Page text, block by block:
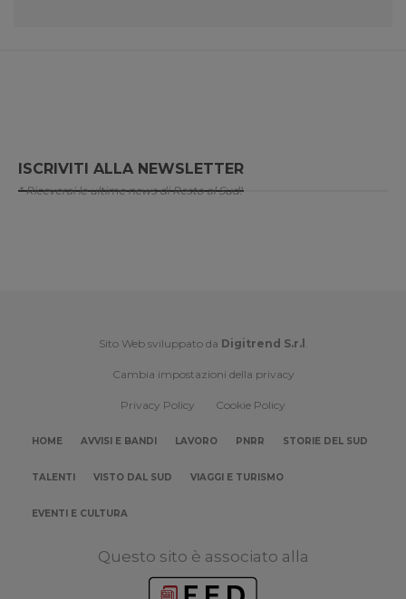
ISCRIVITI ALLA NEWSLETTER
* Riceverai le ultime news di Resto al Sud!
Sito Web sviluppato da Digitrend S.r.l .
Cambia impostazioni della privacy
Privacy Policy Cookie Policy
HOME AVVISI E BANDI LAVORO PNRR STORIE DEL SUD
TALENTI VISTO DAL SUD VIAGGI E TURISMO
EVENTI E CULTURA
Questo sito è associato alla